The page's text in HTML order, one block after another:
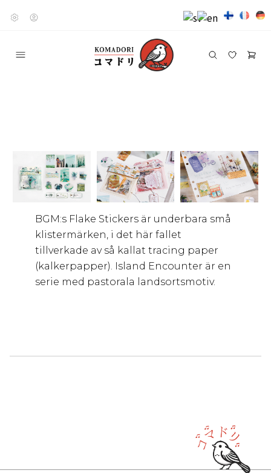
BGM:s Flake Stickers är underbara små
klistermärken, i det här fallet
tillverkade av så kallat tracing paper
(kalkerpapper). Island Encounter är en
serie med pastorala landsortsmotiv.